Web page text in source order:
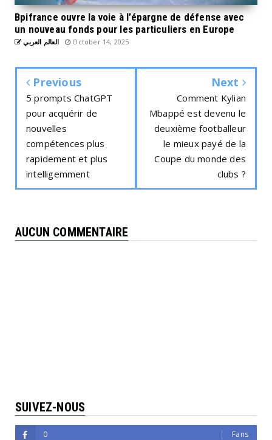
Bpifrance ouvre la voie à l’épargne de défense avec
un nouveau fonds pour les particuliers en Europe
العالم العربي October 14, 2025
Previous
5 prompts ChatGPT
pour acquérir de
nouvelles
compétences plus
rapidement et plus
intelligemment
Next
Comment Kylian
Mbappé est devenu le
deuxième footballeur
le mieux payé de la
Coupe du monde des
clubs ?
AUCUN COMMENTAIRE
SUIVEZ-NOUS
0 Fans